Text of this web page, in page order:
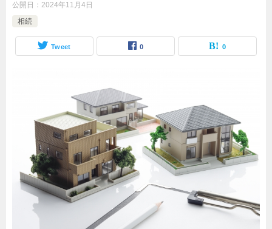
公開日： 2024年11月4日
相続
Tweet 0 0